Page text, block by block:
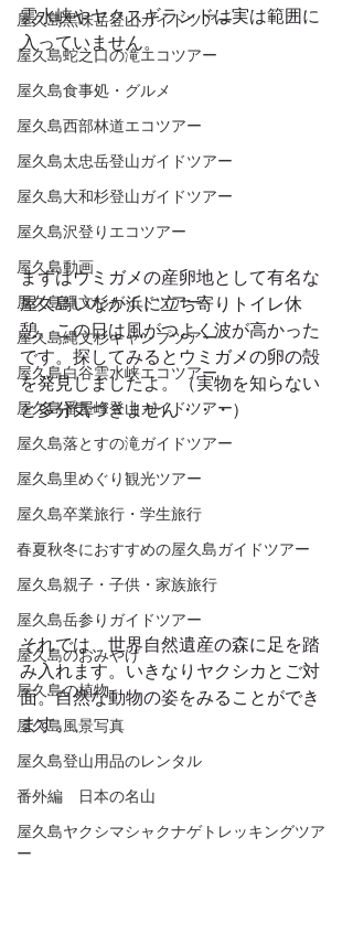
屋久島黒味岳登山ガイドツアー
屋久島蛇之口の滝エコツアー
屋久島食事処・グルメ
屋久島西部林道エコツアー
屋久島太忠岳登山ガイドツアー
屋久島大和杉登山ガイドツアー
屋久島沢登りエコツアー
屋久島動画
屋久島縄文杉ガイドツアー
屋久島縄文杉キャンプツアー
屋久島白谷雲水峡エコツアー
屋久島番屋峰登山ガイドツアー
屋久島落とすの滝ガイドツアー
屋久島里めぐり観光ツアー
屋久島卒業旅行・学生旅行
春夏秋冬におすすめの屋久島ガイドツアー
屋久島親子・子供・家族旅行
屋久島岳参りガイドツアー
屋久島のおみやげ
屋久島の植物
屋久島風景写真
屋久島登山用品のレンタル
番外編 日本の名山
屋久島ヤクシマシャクナゲトレッキングツア
ー
雲水峡やヤクスギランドは実は範囲に
入っていません。
まずはウミガメの産卵地として有名な
屋久島いなか浜に立ち寄りトイレ休
憩。この日は風がつよく波が高かった
です。探してみるとウミガメの卵の殻
を発見しましたよ。（実物を知らない
と多分気づきません・・・）
それでは、世界自然遺産の森に足を踏
み入れます。いきなりヤクシカとご対
面。自然な動物の姿をみることができ
ます。